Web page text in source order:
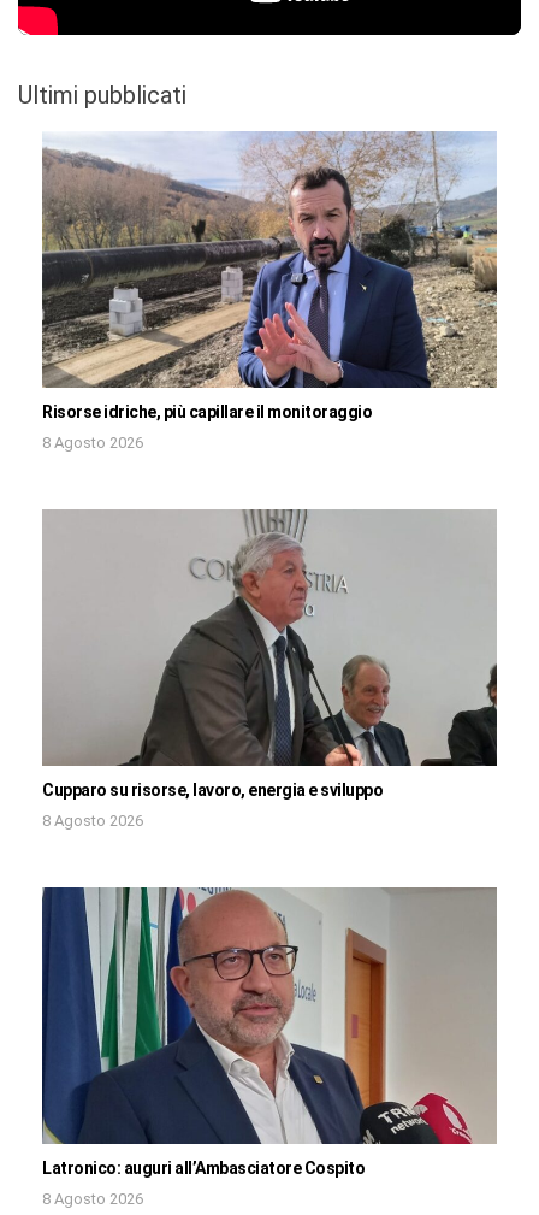
Ultimi pubblicati
Risorse idriche, più capillare il monitoraggio
8 Agosto 2026
Cupparo su risorse, lavoro, energia e sviluppo
8 Agosto 2026
Latronico: auguri all’Ambasciatore Cospito
8 Agosto 2026